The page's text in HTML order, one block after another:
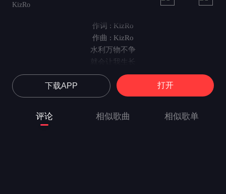
KizRo
作词 : KizRo
作曲 : KizRo
水利万物不争
就会让我生长
涟漪荡进过去
不再害怕他们的失望
不再想成为谁
总在怀疑身后的翅膀
下载APP 打开
评论 相似歌曲 相似歌单